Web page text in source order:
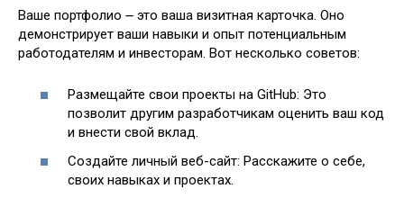
Ваше портфолио ౼ это ваша визитная карточка. Оно
демонстрирует ваши навыки и опыт потенциальным
работодателям и инвесторам. Вот несколько советов:
Размещайте свои проекты на GitHub: Это
позволит другим разработчикам оценить ваш код
и внести свой вклад.
Создайте личный веб-сайт: Расскажите о себе,
своих навыках и проектах.